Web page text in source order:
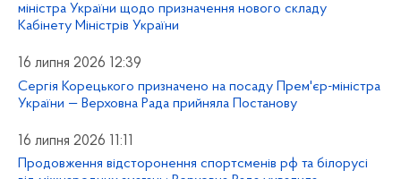
міністра України щодо призначення нового складу
Кабінету Міністрів України
16 липня 2026 12:39
Сергія Корецького призначено на посаду Прем'єр-міністра
України — Верховна Рада прийняла Постанову
16 липня 2026 11:11
Продовження відсторонення спортсменів рф та білорусі